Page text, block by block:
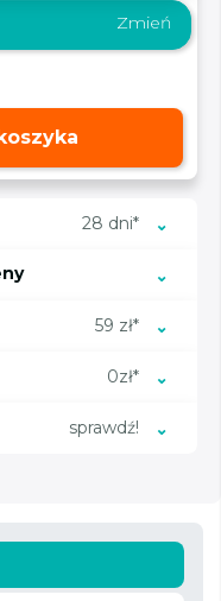
Zmień
28 dni*
59 zł*
0zł*
sprawdź!